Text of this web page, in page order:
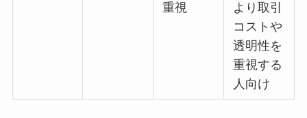
重視
より取引
コストや
透明性を
重視する
人向け